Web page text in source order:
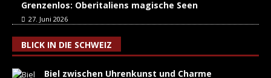
Grenzenlos: Oberitaliens magische Seen
27. Juni 2026
BLICK IN DIE SCHWEIZ
Biel zwischen Uhrenkunst und Charme